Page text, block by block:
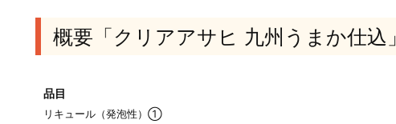
概要「クリアアサヒ 九州うまか仕込」
品目
リキュール（発泡性）①